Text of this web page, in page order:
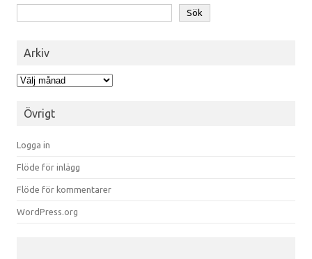
Sök
Arkiv
Arkiv
Övrigt
Logga in
Flöde för inlägg
Flöde för kommentarer
WordPress.org